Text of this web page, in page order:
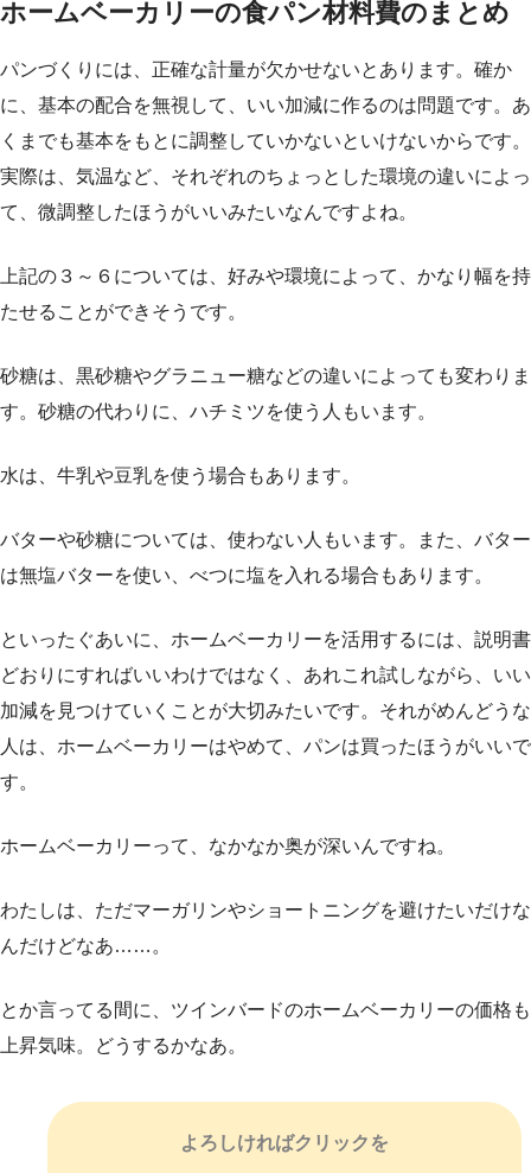
ホームベーカリーの食パン材料費のまとめ
パンづくりには、正確な計量が欠かせないとあります。確か
に、基本の配合を無視して、いい加減に作るのは問題です。あ
くまでも基本をもとに調整していかないといけないからです。
実際は、気温など、それぞれのちょっとした環境の違いによっ
て、微調整したほうがいいみたいなんですよね。
上記の３～６については、好みや環境によって、かなり幅を持
たせることができそうです。
砂糖は、黒砂糖やグラニュー糖などの違いによっても変わりま
す。砂糖の代わりに、ハチミツを使う人もいます。
水は、牛乳や豆乳を使う場合もあります。
バターや砂糖については、使わない人もいます。また、バター
は無塩バターを使い、べつに塩を入れる場合もあります。
といったぐあいに、ホームベーカリーを活用するには、説明書
どおりにすればいいわけではなく、あれこれ試しながら、いい
加減を見つけていくことが大切みたいです。それがめんどうな
人は、ホームベーカリーはやめて、パンは買ったほうがいいで
す。
ホームベーカリーって、なかなか奥が深いんですね。
わたしは、ただマーガリンやショートニングを避けたいだけな
んだけどなあ……。
とか言ってる間に、ツインバードのホームベーカリーの価格も
上昇気味。どうするかなあ。
よろしければクリックを